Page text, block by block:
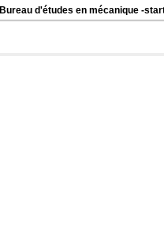
Bureau d'études en mécanique -